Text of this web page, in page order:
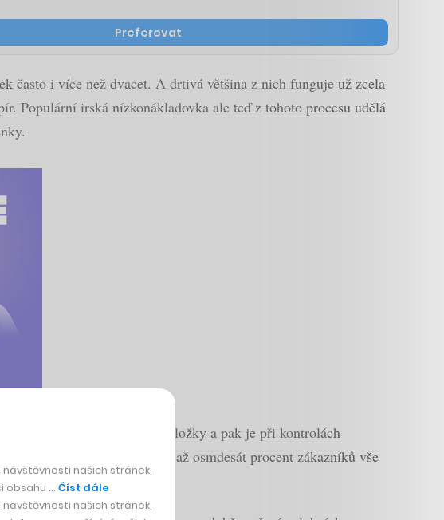
Preferovat
často i více než dvacet. A drtivá většina z nich funguje už zcela
Populární irská nízkonákladovka ale teď z tohoto procesu udělá
pečlivě vložit do euro složky a pak je při kontrolách
v případě Ryanairu, kde až osmdesát procent zákazníků vše
našich stránek,
obsahu … Číst dále
našich stránek,